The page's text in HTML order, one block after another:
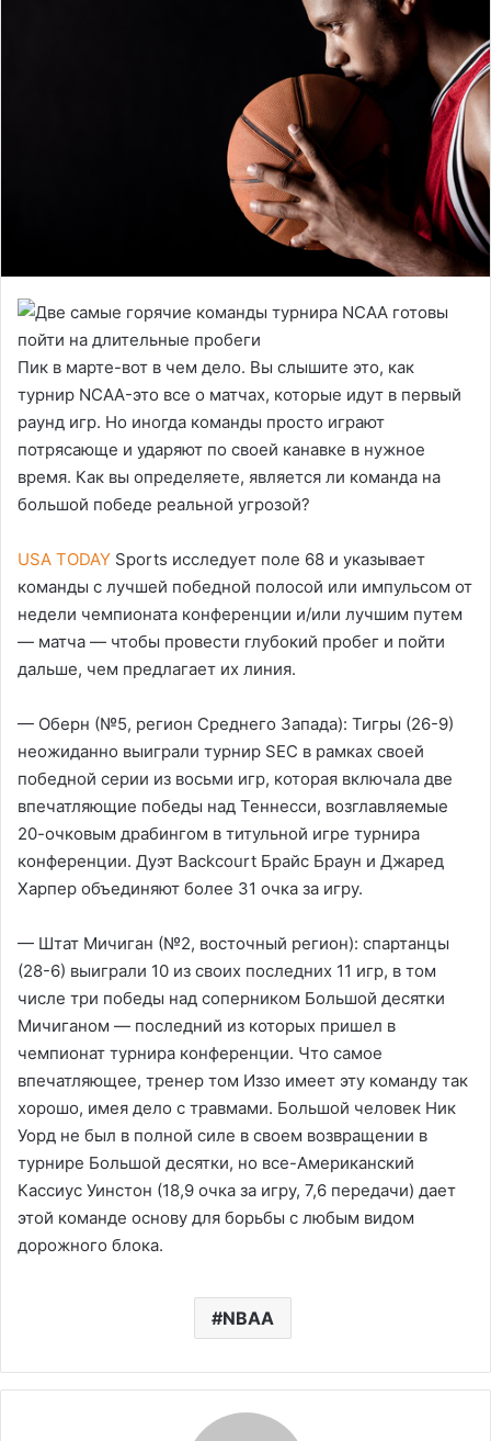
Пик в марте-вот в чем дело. Вы слышите это, как
турнир NCAA-это все о матчах, которые идут в первый
раунд игр. Но иногда команды просто играют
потрясающе и ударяют по своей канавке в нужное
время. Как вы определяете, является ли команда на
большой победе реальной угрозой?
USA TODAY Sports исследует поле 68 и указывает
команды с лучшей победной полосой или импульсом от
недели чемпионата конференции и/или лучшим путем
— матча — чтобы провести глубокий пробег и пойти
дальше, чем предлагает их линия.
— Оберн (№5, регион Среднего Запада): Тигры (26-9)
неожиданно выиграли турнир SEC в рамках своей
победной серии из восьми игр, которая включала две
впечатляющие победы над Теннесси, возглавляемые
20-очковым драбингом в титульной игре турнира
конференции. Дуэт Backcourt Брайс Браун и Джаред
Харпер объединяют более 31 очка за игру.
— Штат Мичиган (№2, восточный регион): спартанцы
(28-6) выиграли 10 из своих последних 11 игр, в том
числе три победы над соперником Большой десятки
Мичиганом — последний из которых пришел в
чемпионат турнира конференции. Что самое
впечатляющее, тренер том Иззо имеет эту команду так
хорошо, имея дело с травмами. Большой человек Ник
Уорд не был в полной силе в своем возвращении в
турнире Большой десятки, но все-Американский
Кассиус Уинстон (18,9 очка за игру, 7,6 передачи) дает
этой команде основу для борьбы с любым видом
дорожного блока.
NBAA